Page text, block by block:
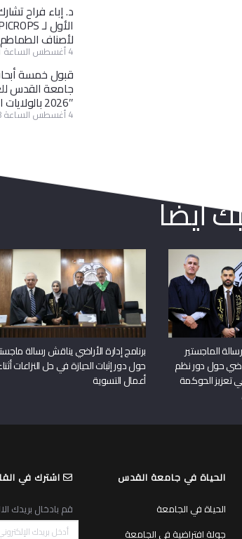
د. إباء فراح
لأصناف
4 أغسطس الساعة 10:21 am
قبول خمسة
2026″ بالولايات المتحدة
4 أغسطس الساعة 10:08 am
أيضا
الماجستير
حول دور نظم
تعزيز الحوكمة
برنامج إدارة الأراضي يناقش رسالة
حول دور إثبات الحيازة في حل النزاعات
أعمال التسوية
الحياة في جامعة القدس
الحياة في الجامعة
جولة افتراضية في الجامعة
اشترك في
قم بادخال بريدك